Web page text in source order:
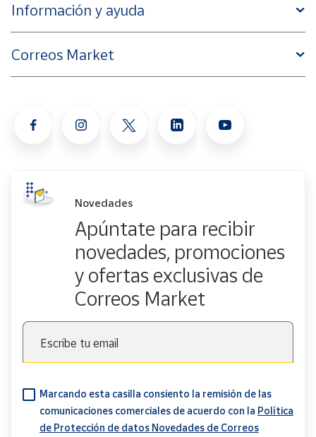
Información y ayuda
Correos Market
Novedades
Apúntate para recibir
novedades, promociones
y ofertas exclusivas de
Correos Market
Escribe tu email
Marcando esta casilla consiento la remisión de las
comunicaciones comerciales de acuerdo con la Política
de Protección de datos Novedades de Correos